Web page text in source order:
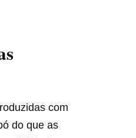
com
do que as